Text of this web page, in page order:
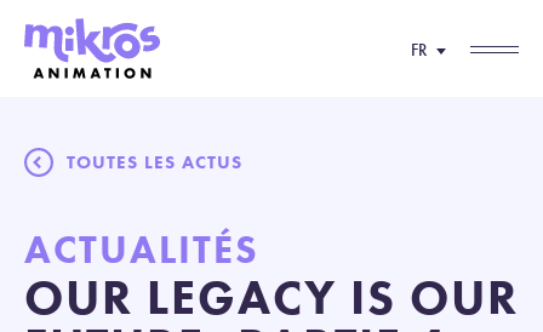
FR
TOUTES LES ACTUS
ACTUALITÉS
OUR LEGACY IS OUR